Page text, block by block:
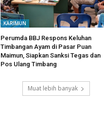
KARIMUN
Perumda BBJ Respons Keluhan
Timbangan Ayam di Pasar Puan
Maimun, Siapkan Sanksi Tegas dan
Pos Ulang Timbang
Muat lebih banyak